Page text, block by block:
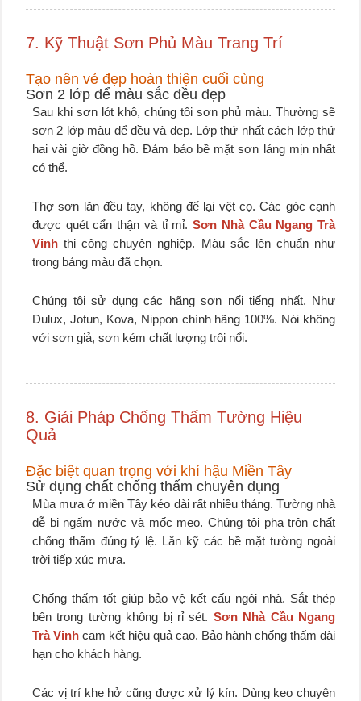
7. Kỹ Thuật Sơn Phủ Màu Trang Trí
Tạo nên vẻ đẹp hoàn thiện cuối cùng
Sơn 2 lớp để màu sắc đều đẹp
Sau khi sơn lót khô, chúng tôi sơn phủ màu. Thường sẽ
sơn 2 lớp màu để đều và đẹp. Lớp thứ nhất cách lớp thứ
hai vài giờ đồng hồ. Đảm bảo bề mặt sơn láng mịn nhất
có thể.
Thợ sơn lăn đều tay, không để lại vệt cọ. Các góc cạnh
được quét cẩn thận và tỉ mỉ.Sơn Nhà Cầu Ngang Trà
Vinh thi công chuyên nghiệp. Màu sắc lên chuẩn như
trong bảng màu đã chọn.
Chúng tôi sử dụng các hãng sơn nổi tiếng nhất. Như
Dulux, Jotun, Kova, Nippon chính hãng 100%. Nói không
với sơn giả, sơn kém chất lượng trôi nổi.
8. Giải Pháp Chống Thấm Tường Hiệu
Quả
Đặc biệt quan trọng với khí hậu Miền Tây
Sử dụng chất chống thấm chuyên dụng
Mùa mưa ở miền Tây kéo dài rất nhiều tháng. Tường nhà
dễ bị ngấm nước và mốc meo. Chúng tôi pha trộn chất
chống thấm đúng tỷ lệ. Lăn kỹ các bề mặt tường ngoài
trời tiếp xúc mưa.
Chống thấm tốt giúp bảo vệ kết cấu ngôi nhà. Sắt thép
bên trong tường không bị rỉ sét. Sơn Nhà Cầu Ngang
Trà Vinh cam kết hiệu quả cao. Bảo hành chống thấm dài
hạn cho khách hàng.
Các vị trí khe hở cũng được xử lý kín. Dùng keo chuyên